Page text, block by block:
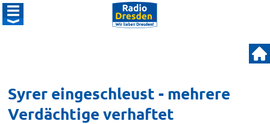
Syrer eingeschleust - mehrere
Verdächtige verhaftet